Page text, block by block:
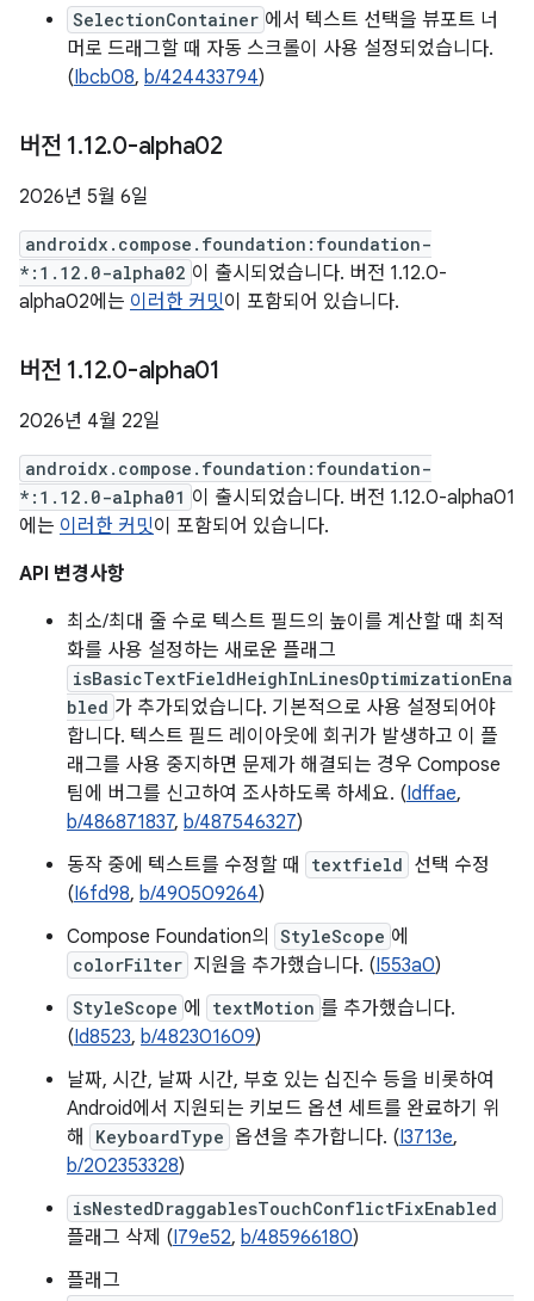
SelectionContainer 에서 텍스트 선택을 뷰포트 너
머로 드래그할 때 자동 스크롤이 사용 설정되었습니다.
(Ibcb08, b/424433794)
버전 1.12.0-alpha02
2026년 5월 6일
androidx.compose.foundation:foundation-
*:1.12.0-alpha02 이 출시되었습니다. 버전 1.12.0-
alpha02에는 이러한 커밋이 포함되어 있습니다.
버전 1.12.0-alpha01
2026년 4월 22일
androidx.compose.foundation:foundation-
*:1.12.0-alpha01 이 출시되었습니다. 버전 1.12.0-alpha01
에는 이러한 커밋이 포함되어 있습니다.
API 변경사항
최소/최대 줄 수로 텍스트 필드의 높이를 계산할 때 최적
화를 사용 설정하는 새로운 플래그
isBasicTextFieldHeighInLinesOptimizationEna
bled 가 추가되었습니다. 기본적으로 사용 설정되어야
합니다. 텍스트 필드 레이아웃에 회귀가 발생하고 이 플
래그를 사용 중지하면 문제가 해결되는 경우 Compose
팀에 버그를 신고하여 조사하도록 하세요. (Idffae,
b/486871837, b/487546327)
동작 중에 텍스트를 수정할 때
textfield 선택 수정
(I6fd98, b/490509264)
Compose Foundation의
StyleScope 에
colorFilter 지원을 추가했습니다. (I553a0)
StyleScope 에 textMotion 를 추가했습니다.
(Id8523, b/482301609)
날짜, 시간, 날짜 시간, 부호 있는 십진수 등을 비롯하여
Android에서 지원되는 키보드 옵션 세트를 완료하기 위
해
KeyboardType 옵션을 추가합니다. (I3713e,
b/202353328)
isNestedDraggablesTouchConflictFixEnabled
플래그 삭제 (I79e52, b/485966180)
플래그